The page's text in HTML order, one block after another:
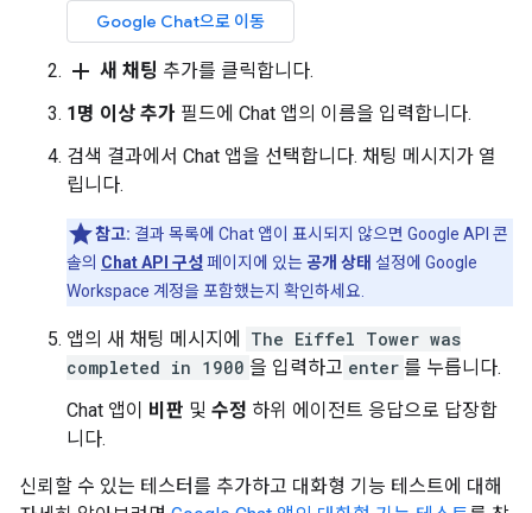
Google Chat으로 이동
add 새 채팅 추가를 클릭합니다.
1명 이상 추가 필드에 Chat 앱의 이름을 입력합니다.
검색 결과에서 Chat 앱을 선택합니다. 채팅 메시지가 열
립니다.
참고: 결과 목록에 Chat 앱이 표시되지 않으면 Google API 콘
솔의 Chat API 구성페이지에 있는공개 상태 설정에 Google
Workspace 계정을 포함했는지 확인하세요.
앱의 새 채팅 메시지에
The Eiffel Tower was
completed in 1900 을 입력하고 enter 를 누릅니다.
Chat 앱이 비판 및 수정 하위 에이전트 응답으로 답장합
니다.
신뢰할 수 있는 테스터를 추가하고 대화형 기능 테스트에 대해